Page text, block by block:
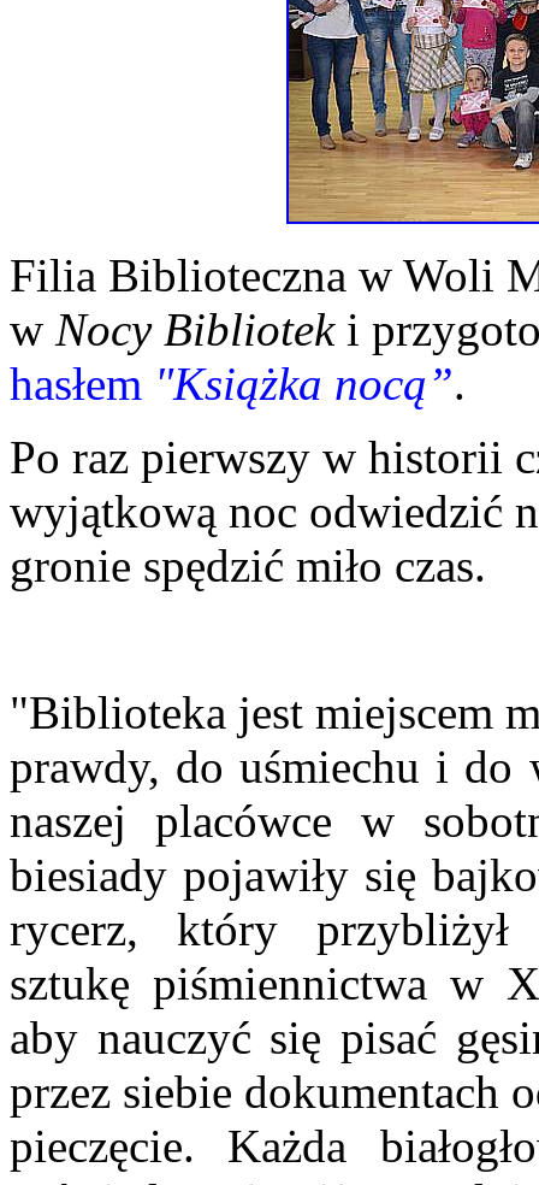
Filia Biblioteczna w Woli
w Nocy Biblioteki
hasłem "Książka nocą”.
Po raz pierwszy w historii
wyjątkową noc odwiedzić
gronie spędzić miło czas.
"Biblioteka jest miejscem
prawdy, do uśmiechu i do
naszej placówce w
biesiady pojawiły się
rycerz, który przybliżył
sztukę piśmiennictwa w
aby nauczyć się pisać
przez siebie dokumentach
pieczęcie. Każda